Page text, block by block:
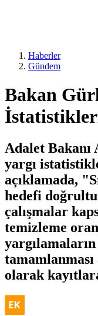
Haberler
Gündem
Bakan
Adalet Bakanı
yargı
açıklamada,
hedefi
çalışmalar
temizleme
olarak